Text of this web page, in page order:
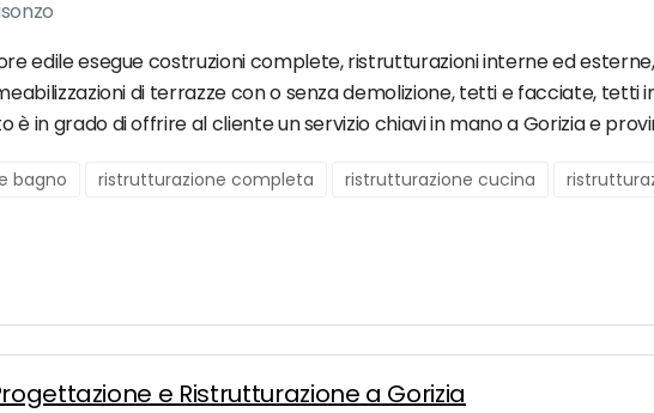
edile esegue costruzioni complete, ristrutturazioni interne ed
di terrazze con o senza demolizione, tetti e facciate, tetti
in grado di offrire al cliente un servizio chiavi in mano a Gorizia e
bagno ristrutturazione completa ristrutturazione cucina
e Ristrutturazione a Gorizia